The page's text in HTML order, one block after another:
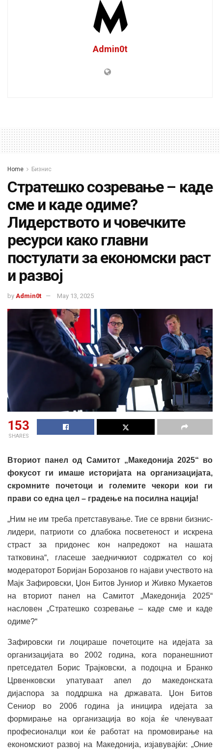
Admin0t
Home Бизнис
Стратешко созревање – каде
сме и каде одиме?
Лидерството и човечките
ресурси како главни
постулати за економски раст
и развој
by Admin0t May 13, 2025
153
SHARES
Вториот панел од Самитот „Македонија 2025“ во
фокусот ги имаше историјата на организацијата,
скромните почетоци и големите чекори кои ги
прави со една цел – градење на посилна нација!
„Ним не им треба претставување. Тие се врвни бизнис-
лидери, патриоти со длабока посветеност и искрена
страст за придонес кон напредокот на нашата
татковина“, гласеше заедничкиот содржател со кој
модераторот Боријан Борозанов го најави учеството на
Мајк Зафировски, Џон Битов Јуниор и Живко Мукаетов
на вториот панел на Самитот „Македонија 2025“
насловен „Стратешко созревање – каде сме и каде
одиме?“
Зафировски ги лоцираше почетоците на идејата за
организацијата во 2002 година, кога поранешниот
претседател Борис Трајковски, а подоцна и Бранко
Црвенковски упатуваат апел до македонската
дијаспора за поддршка на државата. Џон Битов
Сениор во 2006 година ја иницира идејата за
формирање на организација во која ќе членуваат
професионалци кои ќе работат на промовирање на
економскиот развој на Македонија, изјавувајќи: „Оние